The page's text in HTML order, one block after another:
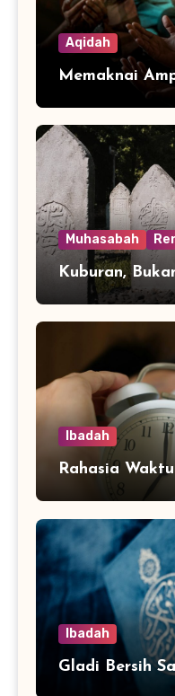
Aqidah
Memaknai
Muhasabah
Kuburan,
Ibadah
Rahasia
Ibadah
Gladi Bersih